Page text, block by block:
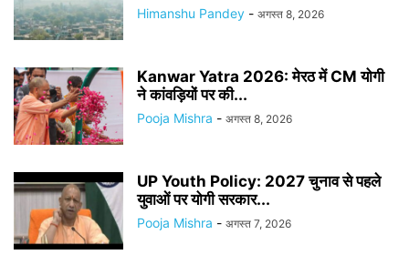
Himanshu Pandey - अगस्त 8, 2026
Kanwar Yatra 2026: मेरठ में CM योगी
ने कांवड़ियों पर की...
Pooja Mishra - अगस्त 8, 2026
UP Youth Policy: 2027 चुनाव से पहले
युवाओं पर योगी सरकार...
Pooja Mishra - अगस्त 7, 2026